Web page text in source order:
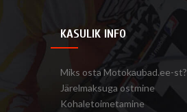
KASULIK INFO
Miks osta Motokaubad.ee-st?
Järelmaksuga ostmine
Kohaletoimetamine